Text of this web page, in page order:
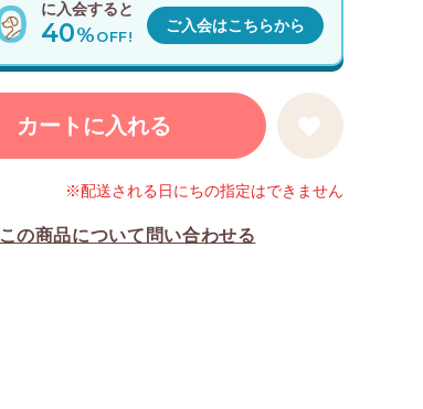
カートに入れる
この商品について問い合わせる
※配送される日にちの指定はできません
に入会すると
40%OFF!
ご入会はこちらから